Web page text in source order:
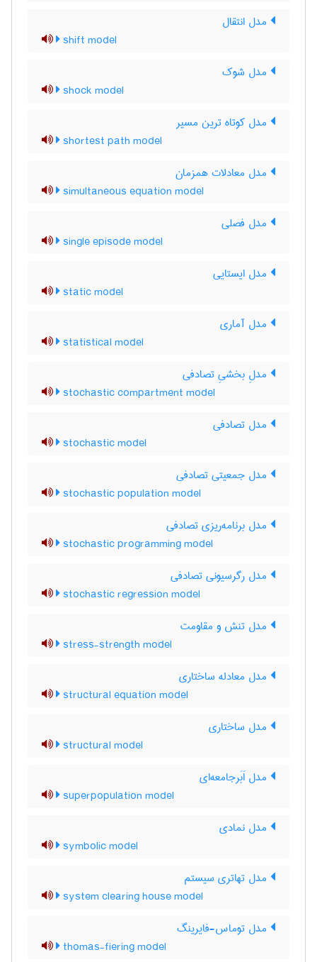
مدل انتقال
shift model
مدل شوک
shock model
مدل کوتاه ترین مسیر
shortest path model
مدل معادلات همزمان
simultaneous equation model
مدل فصلی
single episode model
مدل ایستایی
static model
مدل آماری
statistical model
مدلِ بخشیِ تصادفی
stochastic compartment model
مدل تصادفی
stochastic model
مدل جمعیتی تصادفی
stochastic population model
مدل برنامه‌ریزی تصادفی
stochastic programming model
مدل رگرسیونی تصادفی
stochastic regression model
مدل تنش و مقاومت
stress-strength model
مدل معادله ساختاری
structural equation model
مدل ساختاری
structural model
مدل اَبَرجامعه‌ای
superpopulation model
مدل نمادی
symbolic model
مدل تهاتری سیستم
system clearing house model
مدل توماس-فایرینگ
thomas-fiering model